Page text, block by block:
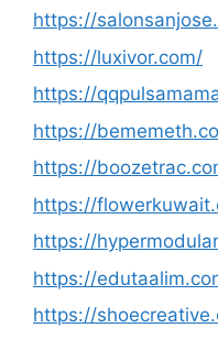
https://
https://luxivor.com/
https://
https://
https://
https://
https://
https://
https://